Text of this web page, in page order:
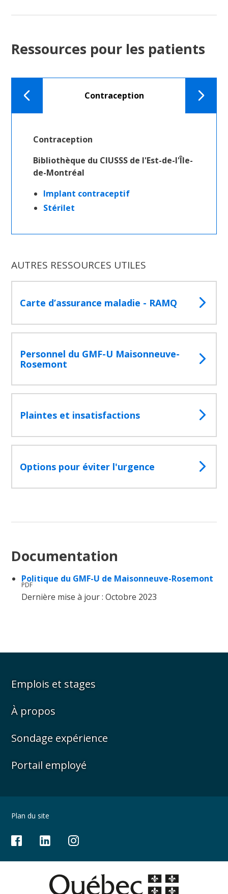
Ressources pour les patients
Onglet
Contraception
Onglet
Contraception
Bibliothèque du CIUSSS de l'Est-de-l'Île-
de-Montréal
Implant contraceptif
Stérilet
AUTRES RESSOURCES UTILES
Carte d’assurance maladie - RAMQ
Personnel du GMF-U Maisonneuve-
Rosemont
Plaintes et insatisfactions
Options pour éviter l'urgence
Documentation
Politique du GMF-U de Maisonneuve-Rosemont
PDF
Dernière mise à jour : Octobre 2023
Emplois et stages
À propos
Sondage expérience
Portail employé
Plan du site